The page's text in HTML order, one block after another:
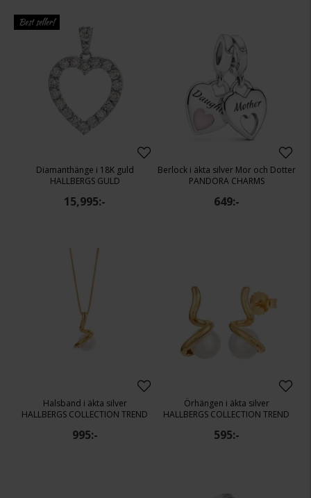
Best seller!
Diamanthänge i 18K guld
HALLBERGS GULD
15,995:-
Berlock i äkta silver Mor och Dotter
PANDORA CHARMS
649:-
Halsband i äkta silver
HALLBERGS COLLECTION TREND
995:-
Örhängen i äkta silver
HALLBERGS COLLECTION TREND
595:-